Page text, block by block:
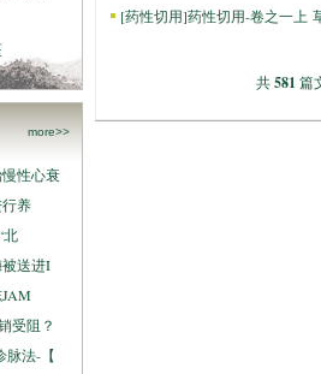
more>>
性心衰
养
北
送进I
受阻？
脉法-【
[药性切用]药性切用-卷之一上
共581 篇